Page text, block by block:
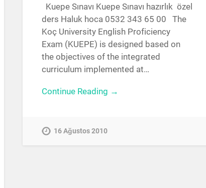
Kuepe Sınavı Kuepe Sınavı hazırlık özel
ders Haluk hoca 0532 343 65 00 The
Koç University English Proficiency
Exam (KUEPE) is designed based on
the objectives of the integrated
curriculum implemented at…
Continue Reading →
16 Ağustos 2010